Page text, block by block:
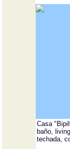
Casa
baño,
techada,